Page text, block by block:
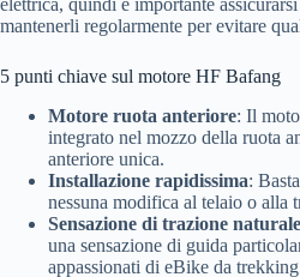
elettrica, quindi è importante
mantenerli regolarmente per evitare
5 punti chiave sul motore HF Bafang
Motore ruota anteriore: Il
integrato nel mozzo della ruota
anteriore unica.
Installazione rapidissima:
nessuna modifica al telaio o alla
Sensazione di trazione naturale
una sensazione di guida
appassionati di eBike da